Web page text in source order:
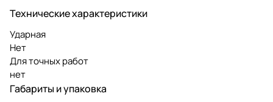
Технические характеристики
Ударная
Нет
Для точных работ
нет
Габариты и упаковка